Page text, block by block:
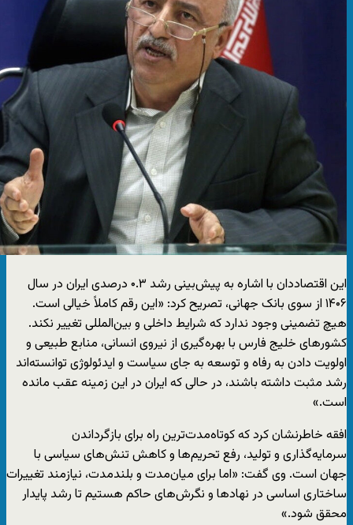
این اقتصاددان با اشاره به پیش‌بینی رشد ۰.۳ درصدی ایران در سال
۱۴۰۶ از سوی بانک جهانی، تصریح کرد: «این رقم کاملاً خیالی است.
هیچ تضمینی وجود ندارد که شرایط داخلی و بین‌المللی تغییر نکند.
کشورهای خلیج فارس با بهره‌گیری از نیروی انسانی، منابع طبیعی و
اولویت دادن به رفاه و توسعه به جای سیاست و ایدئولوژی توانسته‌اند
رشد مثبت داشته باشند، در حالی که ایران در این زمینه عقب مانده
است.»
افقه خاطرنشان کرد که کوتاه‌مدت‌ترین راه برای بازگرداندن
سرمایه‌گذاری و تولید، رفع تحریم‌ها و کاهش تنش‌های سیاسی با
جهان است. وی گفت: «اما برای میان‌مدت و بلندمدت، نیازمند تغییرات
ساختاری اساسی در نهادها و نگرش‌های حاکم هستیم تا رشد پایدار
محقق شود.»